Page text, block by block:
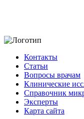
Контакты
Статьи
Вопросы врачам
Клинические
Справочник
Эксперты
Карта сайта